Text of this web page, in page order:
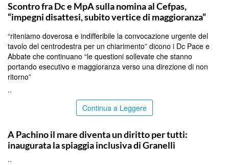
Scontro fra Dc e MpA sulla nomina al Cefpas,
“impegni disattesi, subito vertice di maggioranza”
“riteniamo doverosa e indifferibile la convocazione urgente del
tavolo del centrodestra per un chiarimento” dicono i Dc Pace e
Abbate che continuano “le questioni sollevate che stanno
portando esecutivo e maggioranza verso una direzione di non
ritorno”
..
Continua a Leggere
A Pachino il mare diventa un diritto per tutti:
inaugurata la spiaggia inclusiva di Granelli
..